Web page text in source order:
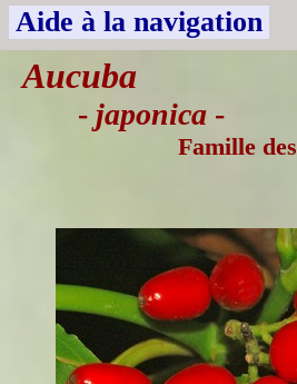
Aide à la navigation
Aucuba
- japonica -
Famille des